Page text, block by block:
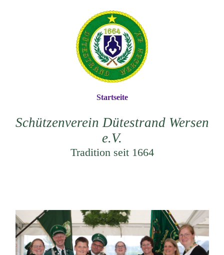
Schützenverein Dütestrand Wersen
e.V.
Tradition seit 1664
Startseite